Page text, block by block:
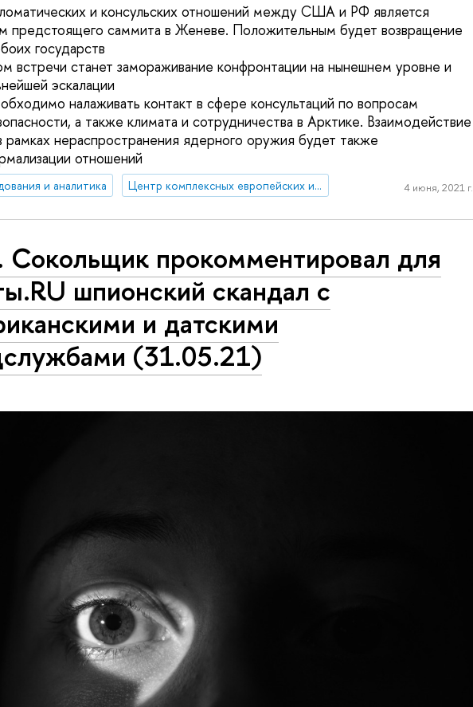
и консульских отношений между США и РФ является
предстоящего саммита в Женеве. Положительным будет возвращение
государств
встречи станет замораживание конфронтации на нынешнем уровне и
эскалации
налаживать контакт в сфере консультаций по вопросам
а также климата и сотрудничества в Арктике. Взаимодействие
нераспространения ядерного оружия будет также
отношений
и аналитика Центр комплексных европейских и международных исследований (ЦКЕМИ) 4 июня, 2021 г.
прокомментировал для
шпионский скандал с
и датскими
(31.05.21)